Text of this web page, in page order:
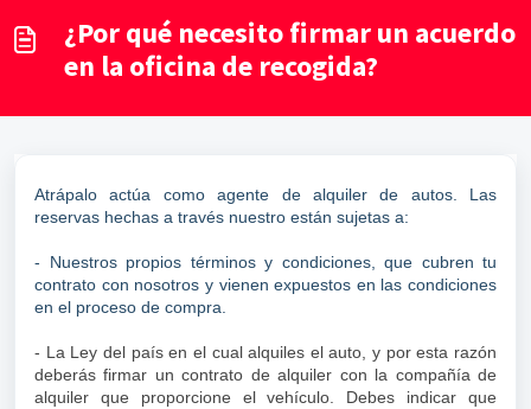
¿Por qué necesito firmar un acuerdo
en la oficina de recogida?
Atrápalo actúa como agente de alquiler de autos. Las
reservas hechas a través nuestro están sujetas a:
- Nuestros propios términos y condiciones, que cubren tu
contrato con nosotros y vienen expuestos en las condiciones
en el proceso de compra.
- La Ley del país en el cual alquiles el auto, y por esta razón
deberás firmar un contrato de alquiler con la compañía de
alquiler que proporcione el vehículo. Debes indicar que